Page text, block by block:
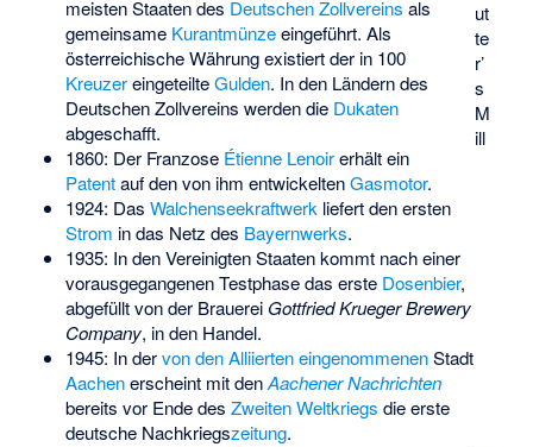
ut
te
r’
s
M
ill
meisten Staaten des Deutschen Zollvereins als
gemeinsame Kurantmünzeeingeführt. Als
österreichische Währung existiert der in 100
KreuzereingeteilteGulden. In den Ländern des
Deutschen Zollvereins werden die Dukaten
abgeschafft.
1860: Der Franzose Étienne Lenoirerhält ein
Patentauf den von ihm entwickeltenGasmotor.
1924: Das Walchenseekraftwerkliefert den ersten
Strom in das Netz des Bayernwerks.
1935: In den Vereinigten Staaten kommt nach einer
vorausgegangenen Testphase das erste Dosenbier,
abgefüllt von der Brauerei Gottfried Krueger Brewery
Company, in den Handel.
1945: In dervon den Alliierten eingenommenenStadt
Aachenerscheint mit denAachener Nachrichten
bereits vor Ende des Zweiten Weltkriegs die erste
deutsche Nachkriegszeitung.